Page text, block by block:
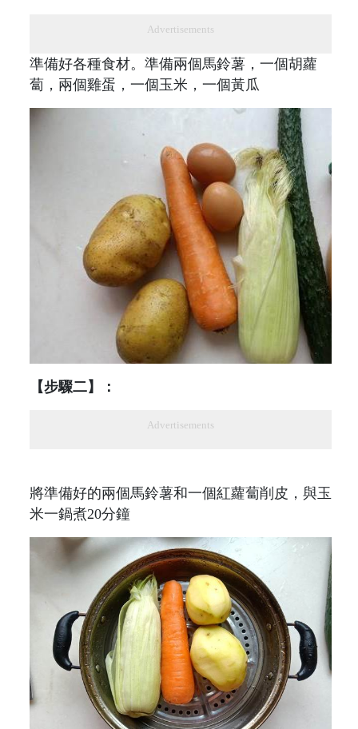
Advertisements
準備好各種食材。準備兩個馬鈴薯，一個胡蘿
蔔，兩個雞蛋，一個玉米，一個黃瓜
【步驟二】：
Advertisements
將準備好的兩個馬鈴薯和一個紅蘿蔔削皮，與玉
米​一鍋煮20分鐘